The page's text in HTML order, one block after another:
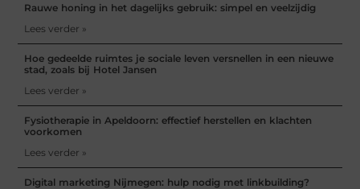
Rauwe honing in het dagelijks gebruik: simpel en veelzijdig
Lees verder »
Hoe gedeelde ruimtes je sociale leven versnellen in een nieuwe
stad, zoals bij Hotel Jansen
Lees verder »
Fysiotherapie in Apeldoorn: effectief herstellen en klachten
voorkomen
Lees verder »
Digital marketing Nijmegen: hulp nodig met linkbuilding?